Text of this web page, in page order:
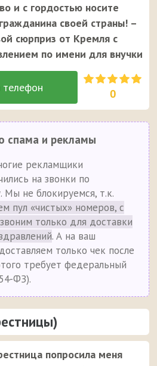
и с гордостью носите
своей страны! –
сюрприз от Кремля с
по имени для внучки
0
спама и рекламы
рекламщики
на звонки по
Мы не блокируемся, т.к.
пул «чистых» номеров, с
только для доставки
. А на ваш
только чек после
требует федеральный
ФЗ).
попросила меня